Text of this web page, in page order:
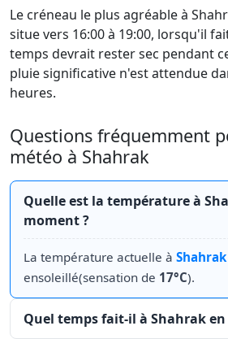
Le créneau le plus agréable à
situe vers 16:00 à 19:00, lorsqu'il
temps devrait rester sec pendant
pluie significative n'est attendue
heures.
Questions fréquemment
météo à Shahrak
Quelle est la température à
moment ?
La température actuelle à Shahrak
ensoleillé(sensation de 17°C).
Quel temps fait-il à Shahrak